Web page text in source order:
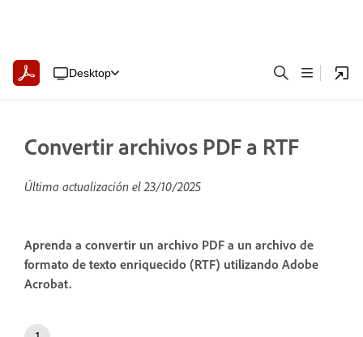
Desktop
Convertir archivos PDF a RTF
Última actualización el23/10/2025
Aprenda a convertir un archivo PDF a un archivo de
formato de texto enriquecido (RTF) utilizando Adobe
Acrobat.